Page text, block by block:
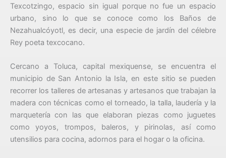
Texcotzingo, espacio sin igual porque no fue un espacio
urbano, sino lo que se conoce como los Baños de
Nezahualcóyotl, es decir, una especie de jardín del célebre
Rey poeta texcocano.
Cercano a Toluca, capital mexiquense, se encuentra el
municipio de San Antonio la Isla, en este sitio se pueden
recorrer los talleres de artesanas y artesanos que trabajan la
madera con técnicas como el torneado, la talla, laudería y la
marquetería con las que elaboran piezas como juguetes
como yoyos, trompos, baleros, y pirinolas, así como
utensilios para cocina, adornos para el hogar o la oficina.